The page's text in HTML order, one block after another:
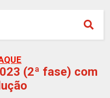
(2ª fase) com